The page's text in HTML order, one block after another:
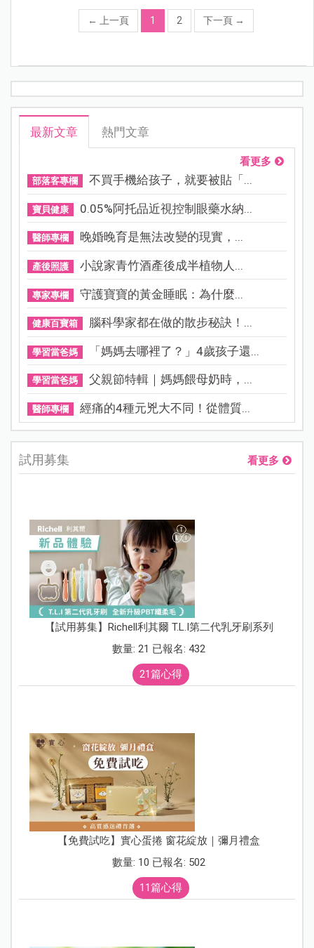
← 上一頁 1 2 下一頁 →
最新文章 熱門文章
看更多
部落客專欄 不買手機給孩子，就要被貼「...
寶貝健康 0.05%阿托品近視控制眼藥水納...
醫師專欄 晚婚晚育是無法改變的現實，...
產後照護 小說家青竹酒產後成半植物人...
專家專欄 守護寶寶的黃金睡眠：為什麼...
健康百寶箱 腦科學家都在做的散步秘訣！...
學習當爸媽 「媽媽去哪裡了？」4歲孩子還...
學習當爸媽 父親節特輯｜媽媽餵母奶時，...
醫師專欄 經痛的4種元兇大不同！從體質...
試用募集 看更多
【試用募集】Richell利其爾 T.L.I第二代乳牙刷系列
數量: 21 已報名: 432
21篇心得
【免費試吃】實心蛋捲 窗花綻放｜彌月禮盒
數量: 10 已報名: 502
11篇心得